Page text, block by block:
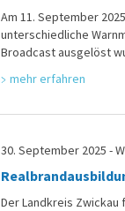
Am 11. September
unterschiedliche
Broadcast ausgelöst
mehr erfahren
30. September 2025 -
Der Landkreis